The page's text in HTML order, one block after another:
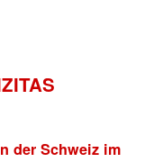
der Schweiz im